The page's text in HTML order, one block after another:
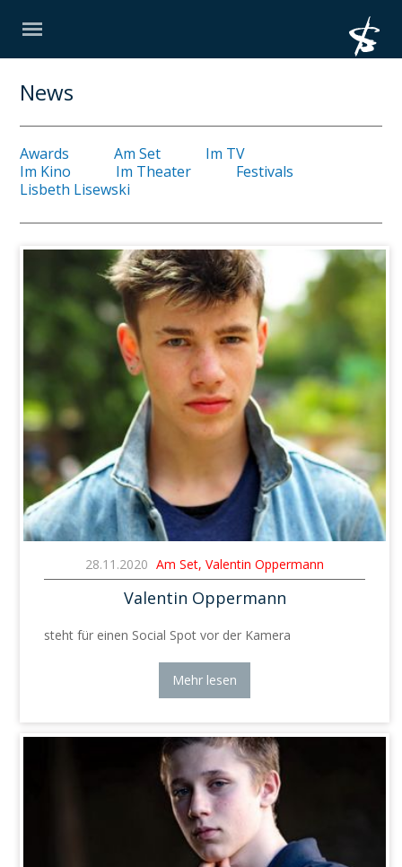
News
Awards Am Set
Im TV
Im Kino
Im Theater
Festivals
Lisbeth Lisewski
28.11.2020 Am Set, Valentin Oppermann
Valentin Oppermann
steht für einen Social Spot vor der Kamera
Mehr lesen